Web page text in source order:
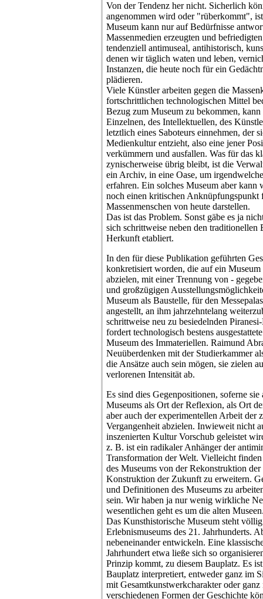
Von der Tendenz her nicht. Sicherlich
angenommen wird oder "rüberkommt",
Museum kann nur auf Bedürfnisse
Massenmedien erzeugten und
tendenziell antimuseal, antihistorisch,
denen wir täglich waten und leben,
Instanzen, die heute noch für ein
plädieren.
Viele Künstler arbeiten gegen die
fortschrittlichen technologischen Mittel
Bezug zum Museum zu bekommen,
Einzelnen, des Intellektuellen, des
letztlich eines Saboteurs einnehmen, der
Medienkultur entzieht, also eine jener
verkümmern und ausfallen. Was für das
zynischerweise übrig bleibt, ist die
ein Archiv, in eine Oase, um
erfahren. Ein solches Museum aber kann
noch einen kritischen Anknüpfungspunkt
Massenmenschen von heute darstellen.
Das ist das Problem. Sonst gäbe es ja
sich schrittweise neben den traditionellen
Herkunft etabliert.
In den für diese Publikation geführten
konkretisiert worden, die auf ein
abzielen, mit einer Trennung von -
und großzügigen
Museum als Baustelle, für den
angestellt, an ihm jahrzehntelang
schrittweise neu zu besiedelnden
fordert technologisch bestens
Museum des Immateriellen. Raimund
Neuüberdenken mit der Studierkammer
die Ansätze auch sein mögen, sie zielen
verlorenen Intensität ab.
Es sind dies Gegenpositionen, soferne
Museums als Ort der Reflexion, als Ort
aber auch der experimentellen Arbeit der
Vergangenheit abzielen. Inwieweit nicht
inszenierten Kultur Vorschub geleistet
z. B. ist ein radikaler Anhänger der
Transformation der Welt. Vielleicht
des Museums von der Rekonstruktion
Konstruktion der Zukunft zu erweitern.
und Definitionen des Museums zu
sein. Wir haben ja nur wenig wirkliche
wesentlichen geht es um die alten
Das Kunsthistorische Museum steht
Erlebnismuseums des 21. Jahrhunderts.
nebeneinander entwickeln. Eine
Jahrhundert etwa ließe sich so
Prinzip kommt, zu diesem Bauplatz. Es
Bauplatz interpretiert, entweder ganz im
mit Gesamtkunstwerkcharakter oder
verschiedenen Formen der Geschichte